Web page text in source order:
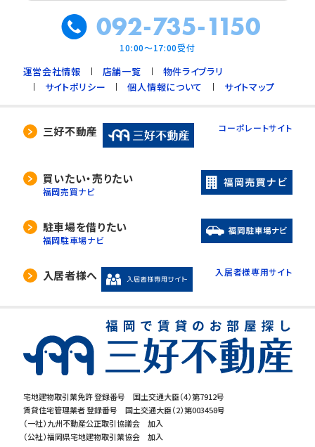
宅地建物取引業免許 登録番号 国土交通大臣（4）第7912号
賃貸住宅管理業者 登録番号 国土交通大臣（2）第003458号
（一社）九州不動産公正取引協議会 加入
（公社）福岡県宅地建物取引業協会 加入
092-735-1150
10:00～17:00受付
運営会社情報 店舗一覧
物件ライブラリ
サイトポリシー
個人情報について サイトマップ
三好不動産 コーポレートサイト
買いたい・売りたい
福岡売買ナビ
駐車場を借りたい
福岡駐車場ナビ
入居者様へ 入居者様専用サイト